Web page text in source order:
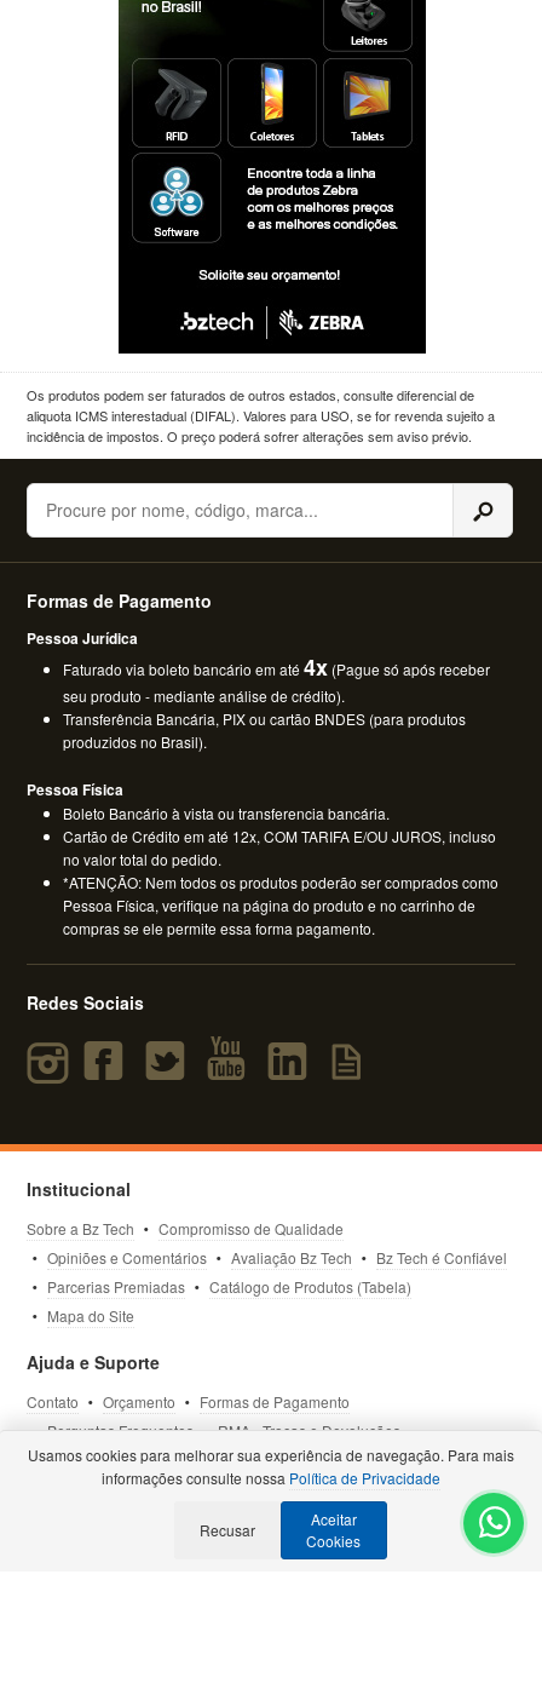
Os produtos podem ser faturados de outros estados, consulte diferencial de
aliquota ICMS interestadual (DIFAL). Valores para USO, se for revenda sujeito a
incidência de impostos. O preço poderá sofrer alterações sem aviso prévio.
Buscar
Formas de Pagamento
Pessoa Jurídica
Faturado via boleto bancário em até4x (Pague só após receber
seu produto - mediante análise de crédito).
Transferência Bancária, PIX ou cartão BNDES (para produtos
produzidos no Brasil).
Pessoa Física
Boleto Bancário à vista ou transferencia bancária.
Cartão de Crédito em até 12x, COM TARIFA E/OU JUROS, incluso
no valor total do pedido.
*ATENÇÃO: Nem todos os produtos poderão ser comprados como
Pessoa Física, verifique na página do produto e no carrinho de
compras se ele permite essa forma pagamento.
Redes Sociais
Institucional
Sobre a Bz Tech
Compromisso de Qualidade
Opiniões e Comentários
Avaliação Bz Tech
Bz Tech é Confiável
Parcerias Premiadas
Catálogo de Produtos (Tabela)
Mapa do Site
Ajuda e Suporte
Contato Orçamento
Formas de Pagamento
Perguntas Frequentes
RMA - Trocas e Devoluções
Política de Privacidade
Termos de Uso Site Seguro
Selos e Certificações- Veja todas as Parcerias Premiadas
Usamos cookies para melhorar sua experiência de navegação. Para mais
informações consulte nossa Política de Privacidade
Recusar
Aceitar
Cookies